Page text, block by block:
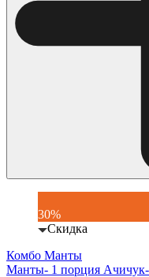
30%
Скидка
Комбо Манты
Манты- 1 порция